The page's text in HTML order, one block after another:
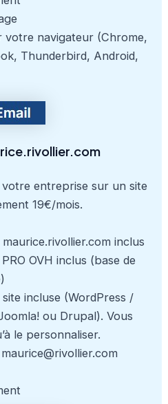
votre navigateur (Chrome,
Thunderbird, Android,
entreprise sur un site
19€/mois.
inclus
OVH inclus (base de
incluse (WordPress /
ou Drupal). Vous
le personnaliser.